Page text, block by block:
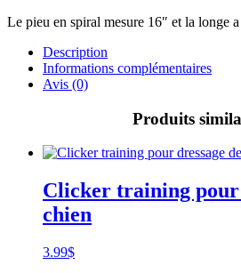
Le pieu en spiral mesure 16″ et la longe
Description
Informations complémentaires
Avis (0)
Produits
Clicker training pour
chien
3.99$